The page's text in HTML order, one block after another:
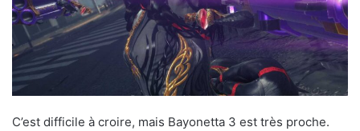
C’est difficile à croire, mais Bayonetta 3 est très proche.